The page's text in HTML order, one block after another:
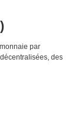
par
des